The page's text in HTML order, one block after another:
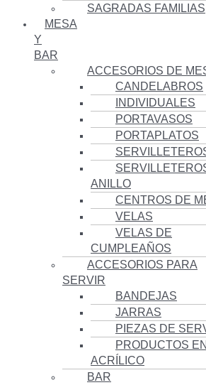
SAGRADAS FAMILIAS
MESA
Y
BAR
ACCESORIOS DE
CANDELABROS
INDIVIDUALES
PORTAVASOS
PORTAPLATOS
ANILLO
CENTROS DE
VELAS
VELAS DE
CUMPLEAÑOS
ACCESORIOS PARA
SERVIR
BANDEJAS
JARRAS
PIEZAS DE
PRODUCTOS EN
ACRÍLICO
BAR